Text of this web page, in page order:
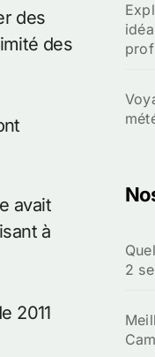
des
des
avait
à
2011
2